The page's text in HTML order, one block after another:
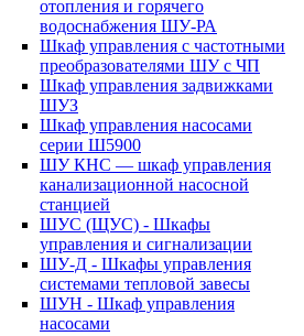
отопления и горячего
водоснабжения ШУ-РА
Шкаф управления с частотными
преобразователями ШУ с ЧП
Шкаф управления задвижками
ШУЗ
Шкаф управления насосами
серии Ш5900
ШУ КНС — шкаф управления
канализационной насосной
станцией
ШУС (ЩУС) - Шкафы
управления и сигнализации
ШУ-Д - Шкафы управления
системами тепловой завесы
ШУН - Шкаф управления
насосами